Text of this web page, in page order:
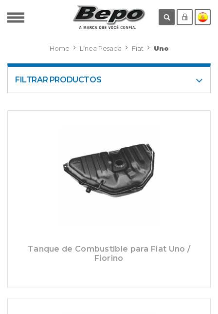
Home Línea Pesada Fiat Uno
FILTRAR PRODUCTOS
Tanque de Combustíble para Fiat Uno /
Fiorino